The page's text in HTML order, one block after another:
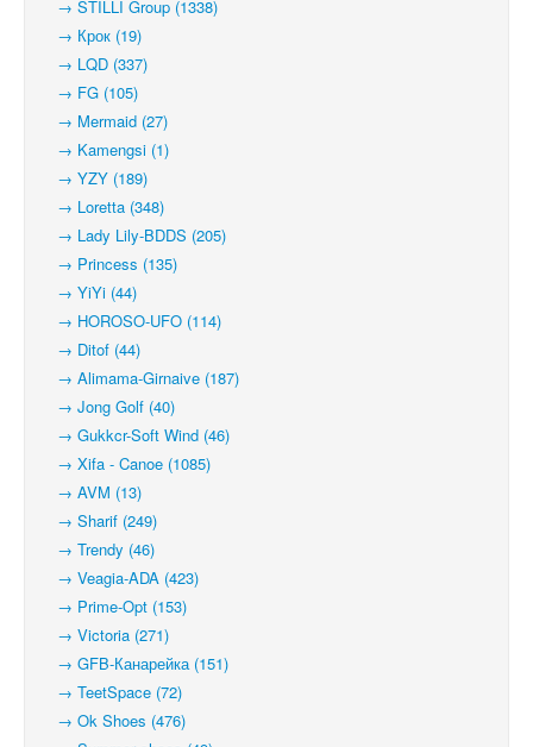
→ STILLI Group (1338)
→ Крок (19)
→ LQD (337)
→ FG (105)
→ Mermaid (27)
→ Kamengsi (1)
→ YZY (189)
→ Loretta (348)
→ Lady Lily-BDDS (205)
→ Princess (135)
→ YiYi (44)
→ HOROSO-UFO (114)
→ Ditof (44)
→ Alimama-Girnaive (187)
→ Jong Golf (40)
→ Gukkcr-Soft Wind (46)
→ Xifa - Canoe (1085)
→ AVM (13)
→ Sharif (249)
→ Trendy (46)
→ Veagia-ADA (423)
→ Prime-Opt (153)
→ Victoria (271)
→ GFB-Канарейка (151)
→ TeetSpace (72)
→ Ok Shoes (476)